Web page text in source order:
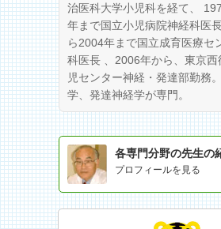
治医科大学小児科を経て、
年まで国立小児病院神経科医
ら2004年まで国立成育医療セ
科医長 、2006年から、東京
児センター神経・発達部勤務
学、発達神経学が専門。
各専門分野の先生の
プロフィールを見る